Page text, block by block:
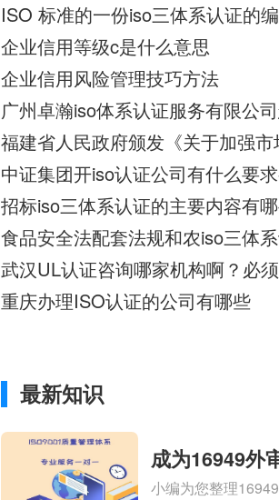
ISO 标准的一份iso三体系认证的
企业信用等级c是什么意思
企业信用风险管理技巧方法
广州卓瀚iso体系认证服务有限公
中证集团开iso认证公司有什么要
招标iso三体系认证的主要内容有
食品安全法配套法规和农iso三体
武汉UL认证咨询哪家机构啊？必
重庆办理ISO认证的公司有哪些
最新知识
成为16949外
小编为您整理